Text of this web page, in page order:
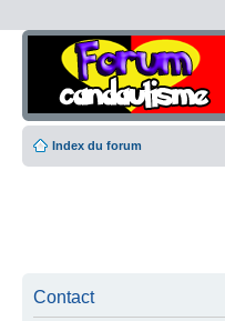
Index du forum
Contact